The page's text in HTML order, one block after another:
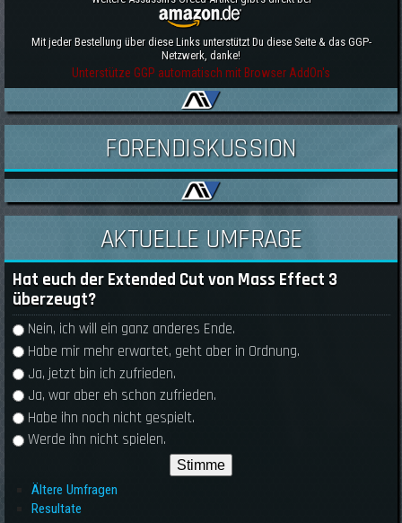
Mit jeder Bestellung über diese Links unterstützt Du diese Seite & das GGP-
Netzwerk, danke!
Unterstütze GGP automatisch mit Browser AddOn's
FORENDISKUSSION
AKTUELLE UMFRAGE
Hat euch der Extended Cut von Mass Effect 3
überzeugt?
Auswahlmöglichkeiten
Nein, ich will ein ganz anderes Ende.
Habe mir mehr erwartet, geht aber in Ordnung.
Ja, jetzt bin ich zufrieden.
Ja, war aber eh schon zufrieden.
Habe ihn noch nicht gespielt.
Werde ihn nicht spielen.
Ältere Umfragen
Resultate